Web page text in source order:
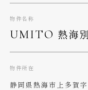
物件名称
UMITO 熱海
物件所在
静岡県熱海市上多賀